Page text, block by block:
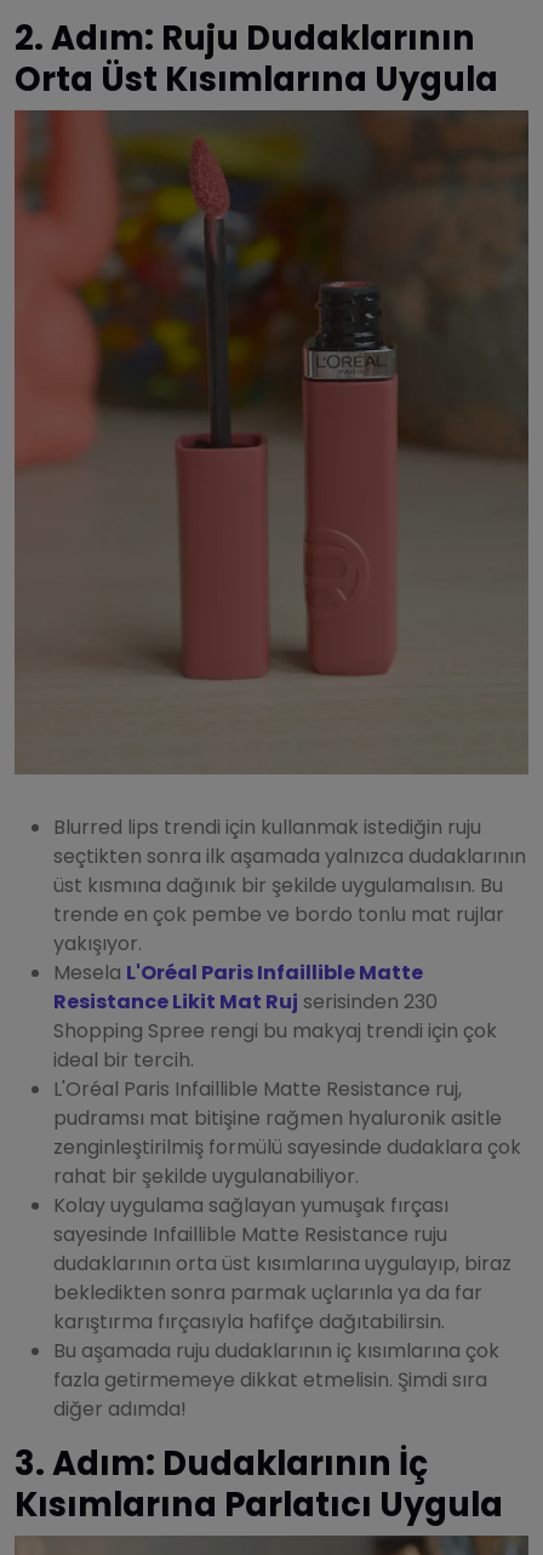
2. Adım: Ruju Dudaklarının
Orta Üst Kısımlarına Uygula
Blurred lips trendi için kullanmak istediğin ruju
seçtikten sonra ilk aşamada yalnızca dudaklarının
üst kısmına dağınık bir şekilde uygulamalısın. Bu
trende en çok pembe ve bordo tonlu mat rujlar
yakışıyor.
Mesela L'Oréal Paris Infaillible Matte
Resistance Likit Mat Ruj serisinden 230
Shopping Spree rengi bu makyaj trendi için çok
ideal bir tercih.
L'Oréal Paris Infaillible Matte Resistance ruj,
pudramsı mat bitişine rağmen hyaluronik asitle
zenginleştirilmiş formülü sayesinde dudaklara çok
rahat bir şekilde uygulanabiliyor.
Kolay uygulama sağlayan yumuşak fırçası
sayesinde Infaillible Matte Resistance ruju
dudaklarının orta üst kısımlarına uygulayıp, biraz
bekledikten sonra parmak uçlarınla ya da far
karıştırma fırçasıyla hafifçe dağıtabilirsin.
Bu aşamada ruju dudaklarının iç kısımlarına çok
fazla getirmemeye dikkat etmelisin. Şimdi sıra
diğer adımda!
3. Adım: Dudaklarının İç
Kısımlarına Parlatıcı Uygula